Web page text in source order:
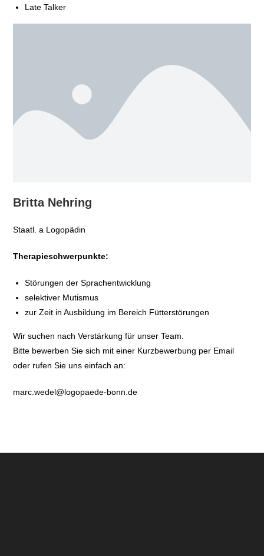
Late Talker
Britta Nehring
Staatl. a Logopädin
Therapieschwerpunkte:
Störungen der Sprachentwicklung
selektiver Mutismus
zur Zeit in Ausbildung im Bereich Fütterstörungen
Wir suchen nach Verstärkung für unser Team.
Bitte bewerben Sie sich mit einer Kurzbewerbung per Email
oder rufen Sie uns einfach an:
marc.wedel@logopaede-bonn.de